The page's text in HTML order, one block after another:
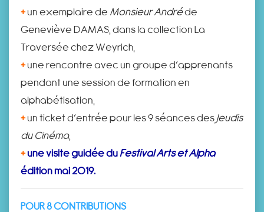
+un exemplaire de Monsieur Andréde
Geneviève DAMAS, dans la collection La
Traversée chez Weyrich,
+une rencontre avec un groupe d’apprenants
pendant une session de formation en
alphabétisation,
+un ticket d’entrée pour les 9 séances des Jeudis
du Cinéma,
+une visite guidée du Festival Arts et Alpha
édition mai 2019.
POUR 8 CONTRIBUTIONS